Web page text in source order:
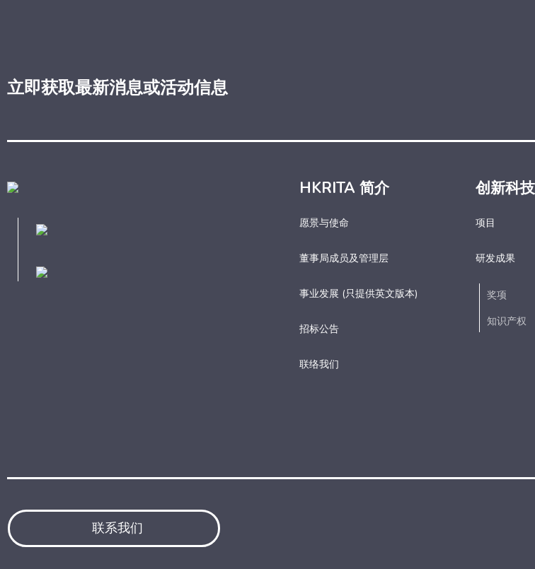
立即获取最新消息或活动信息
HKRITA 简介
愿景与使命
董事局成员及管理层
事业发展 (只提供英文版本)
招标公告
联络我们
创新科技
项目
研发成果
奖项
知识产权
联系我们